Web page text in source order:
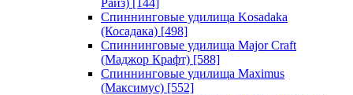
Райз) [144]
Спиннинговые удилища Kosadaka
(Косадака) [498]
Спиннинговые удилища Major Craft
(Маджор Крафт) [588]
Спиннинговые удилища Maximus
(Максимус) [552]